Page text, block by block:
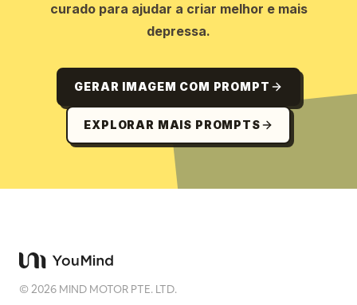
curado para ajudar a criar melhor e mais
depressa.
GERAR IMAGEM COM PROMPT
EXPLORAR MAIS PROMPTS
©2026 MIND MOTOR PTE. LTD.